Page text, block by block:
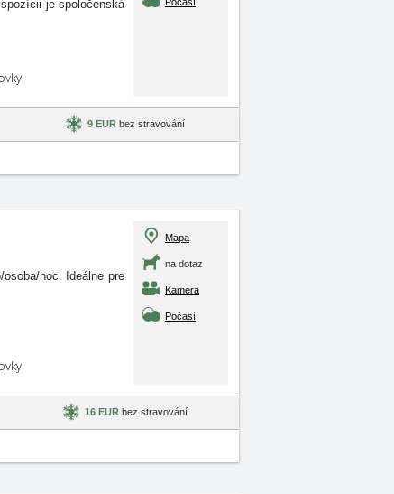
je spoločenská
9 EUR bez stravování
noc. Ideálne pre
Mapa
na dotaz
Kamera
Počasí
16 EUR bez stravování